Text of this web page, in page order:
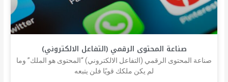
صناعة المحتوى الرقمي (التفاعل الالكتروني)
صناعة المحتوى الرقمي (التفاعل الالكتروني) “المحتوى هو الملك” وما
لم يكن ملكك قويًا فلن يتبعه